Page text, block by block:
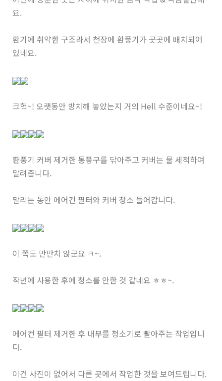
요.
환기에 취약한 구조라서 천장에 환풍기가 곳곳에 배치되어
있네요.
크헉~! 오랫동안 방치해 놓았는지 거의 Hell 수준이네요~!
환풍기 커버 제거한 통풍구를 닦아주고 커버는 물 세척하여
말려줍니다.
말리는 동안 에어컨 필터와 커버 청소 들어갑니다.
이 쪽도 만만치 않군요 ㅋ~.
작년에 사용한 후에 청소를 안한 것 같네요 ㅎㅎ~.
에어컨 필터 제거한 후 내부를 청소기로 빨아주는 작업입니
다.
이건 사진이 없어서 다른 곳에서 작업한 것을 보여드립니다.